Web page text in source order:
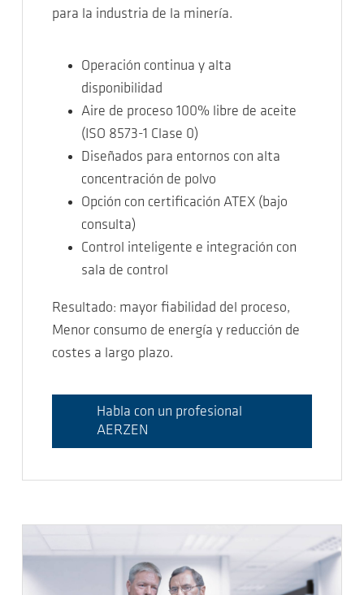
para la industria de la minería.
Operación continua y alta
disponibilidad
Aire de proceso 100% libre de aceite
(ISO 8573-1 Clase 0)
Diseñados para entornos con alta
concentración de polvo
Opción con certificación ATEX (bajo
consulta)
Control inteligente e integración con
sala de control
Resultado: mayor fiabilidad del proceso,
Menor consumo de energía y reducción de
costes a largo plazo.
Habla con un profesional
AERZEN